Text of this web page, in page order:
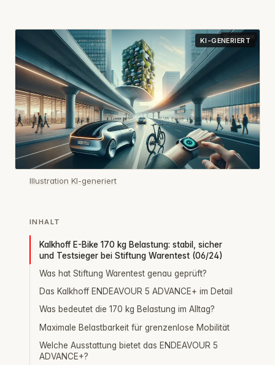
KI-GENERIERT
Illustration KI-generiert
INHALT
Kalkhoff E-Bike 170 kg Belastung: stabil, sicher
und Testsieger bei Stiftung Warentest (06/24)
Was hat Stiftung Warentest genau geprüft?
Das Kalkhoff ENDEAVOUR 5 ADVANCE+ im Detail
Was bedeutet die 170 kg Belastung im Alltag?
Maximale Belastbarkeit für grenzenlose Mobilität
Welche Ausstattung bietet das ENDEAVOUR 5
ADVANCE+?